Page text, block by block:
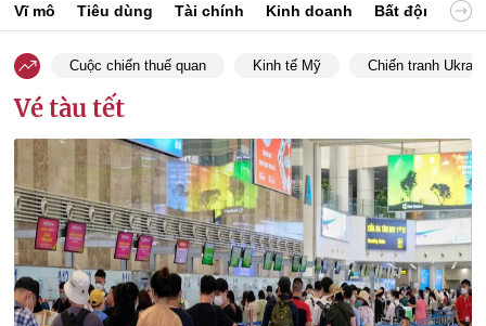
Vĩ mô Tiêu dùng Tài chính Kinh doanh Bất động sản
Cuộc chiến thuế quan Kinh tế Mỹ Chiến tranh
Vé tàu tết